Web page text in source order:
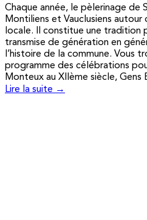
Chaque année, le pèlerinage de
Montiliens et Vauclusiens
locale. Il constitue une tradition
transmise de génération en
l’histoire de la commune. Vous
programme des célébrations
Monteux au XIIème siècle, Gens
Lire la suite →